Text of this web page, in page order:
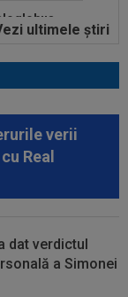
a aflat
DGS 1.
Jose
de la
abține,
ultimele ştiri
verii
Real
dat verdictul
a Simonei